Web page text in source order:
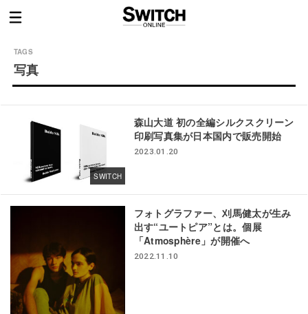
写真
SWITCH
森山大道 初の全編シルクスクリーン
印刷写真集が日本国内で販売開始
2023.01.20
フォトグラファー、刈馬健太が生み
出す“ユートピア”とは。個展
「Atmosphère」が開催へ
2022.11.10